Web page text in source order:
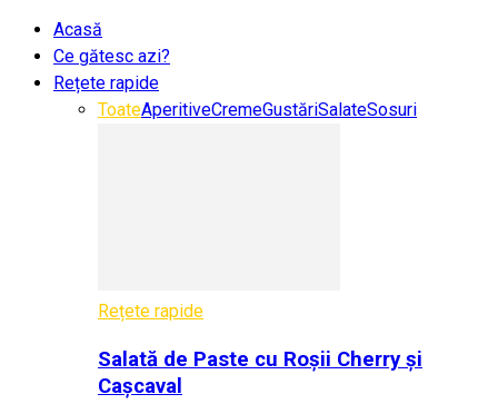
Acasă
Ce gătesc azi?
Rețete rapide
ToateAperitiveCremeGustăriSalateSosuri
Rețete rapide
Salată de Paste cu Roșii Cherry și
Cașcaval